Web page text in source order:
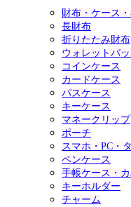
財布・ケース
長財布
折りたたみ財布
ウォレットバ
コインケース
カードケース
パスケース
キーケース
マネークリップ
ポーチ
スマホ・PC・
ペンケース
手帳ケース・
キーホルダー
チャーム